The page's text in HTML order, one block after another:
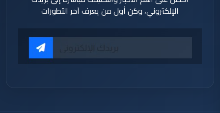
الإلكتروني، وكن أول من يعرف آخر التطورات